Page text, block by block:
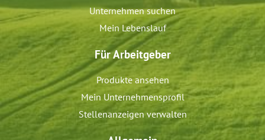
Unternehmen suchen
Mein Lebenslauf
Für Arbeitgeber
Produkte ansehen
Mein Unternehmensprofil
Stellenanzeigen verwalten